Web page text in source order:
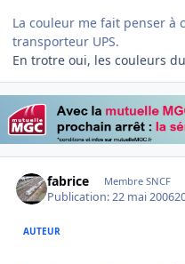
La couleur me fait penser à
transporteur UPS.
En trotre oui, les couleurs
fabrice Membre SNCF
Publication:22 mai 2006
AUTEUR